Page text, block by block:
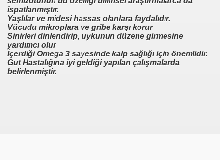
ispatlanmıştır.
Yaşlılar ve midesi hassas olanlara faydalıdır.
Vücudu mikroplara ve gribe karşı korur
Sinirleri dinlendirip, uykunun düzene girmesine
yardımcı olur
İçerdiği Omega 3 sayesinde kalp sağlığı için önemlidir.
Gut Hastalığına iyi geldiği yapılan çalışmalarda
belirlenmiştir.